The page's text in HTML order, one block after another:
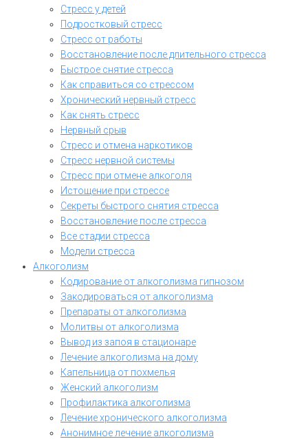
Стресс у детей
Подростковый стресс
Стресс от работы
Восстановление после длительного стресса
Быстрое снятие стресса
Как справиться со стрессом
Хронический нервный стресс
Как снять стресс
Нервный срыв
Стресс и отмена наркотиков
Стресс нервной системы
Стресс при отмене алкоголя
Истощение при стрессе
Секреты быстрого снятия стресса
Восстановление после стресса
Все стадии стресса
Модели стресса
Алкоголизм
Кодирование от алкоголизма гипнозом
Закодироваться от алкоголизма
Препараты от алкоголизма
Молитвы от алкоголизма
Вывод из запоя в стационаре
Лечение алкоголизма на дому
Капельница от похмелья
Женский алкоголизм
Профилактика алкоголизма
Лечение хронического алкоголизма
Анонимное лечение алкоголизма